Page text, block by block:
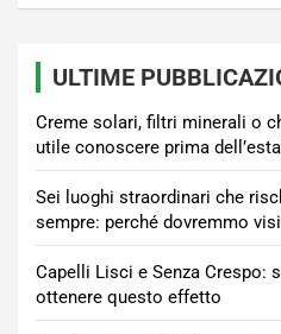
ULTIME
Creme solari, filtri minerali o
utile conoscere prima
Sei luoghi straordinari che
sempre: perché dovremmo
Capelli Lisci e Senza Crespo:
ottenere questo effetto